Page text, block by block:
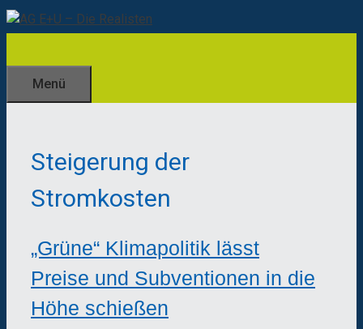
Zum
Inhalt
Menü
Steigerung der
Stromkosten
„Grüne“ Klimapolitik lässt
Preise und Subventionen in die
Höhe schießen